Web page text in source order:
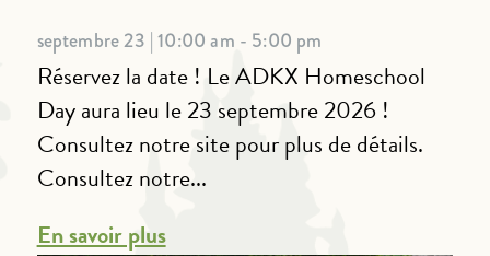
septembre 23 | 10:00 am - 5:00 pm
Réservez la date ! Le ADKX Homeschool
Day aura lieu le 23 septembre 2026 !
Consultez notre site pour plus de détails.
Consultez notre...
En savoir plus